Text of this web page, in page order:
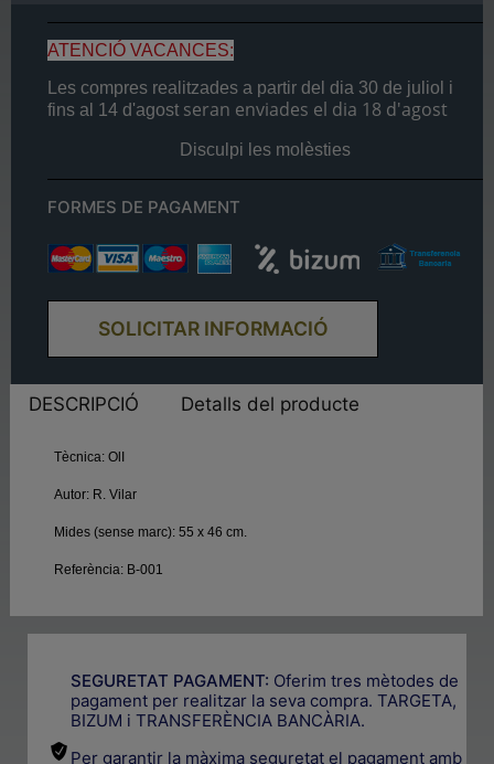
ATENCIÓ VACANCES:
Les compres realitzades a partir del dia 30 de juliol i
fins al 14 d'agost seran enviades el dia 18 d'agost
Disculpi les molèsties
FORMES DE PAGAMENT
SOLICITAR INFORMACIÓ
DESCRIPCIÓ Detalls del producte
Tècnica: OlI
Autor: R. Vilar
Mides (sense marc):55 x 46 cm.
Referència: B-001
SEGURETAT PAGAMENT: Oferim tres mètodes de
pagament per realitzar la seva compra. TARGETA,
BIZUM i TRANSFERÈNCIA BANCÀRIA.
Per garantir la màxima seguretat el pagament amb